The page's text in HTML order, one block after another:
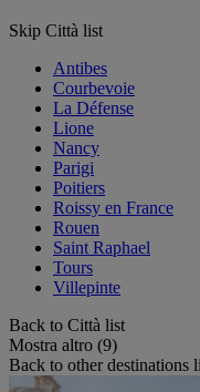
Skip Città list
Antibes
Courbevoie
La Défense
Lione
Nancy
Parigi
Poitiers
Roissy en France
Rouen
Saint Raphael
Tours
Villepinte
Back to Città list
Mostra altro (9)
Back to other destinations